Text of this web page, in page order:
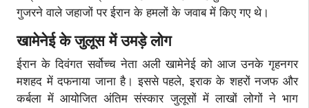
गुजरने वाले जहाजों पर ईरान के हमलों के जवाब में किए गए थे।
खामेनेई के जुलूस में उमड़े लोग
ईरान के दिवंगत सर्वोच्च नेता अली खामेनेई को आज उनके गृहनगर
मशहद में दफनाया जाना है। इससे पहले, इराक के शहरों नजफ और
कर्बला में आयोजित अंतिम संस्कार जुलूसों में लाखों लोगों ने भाग